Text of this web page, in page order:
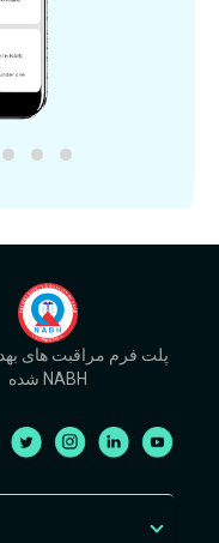
پلت فرم مراقبت های
شده NABH